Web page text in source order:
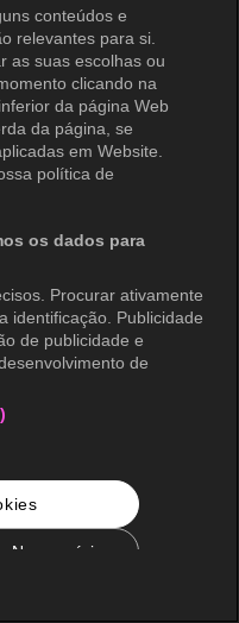
conteúdos e
relevantes para si.
as suas escolhas ou
clicando na
da página Web
da página, se
em Website.
política de
os dados para
Procurar ativamente
identificação. Publicidade
de publicidade e
de
Necessários